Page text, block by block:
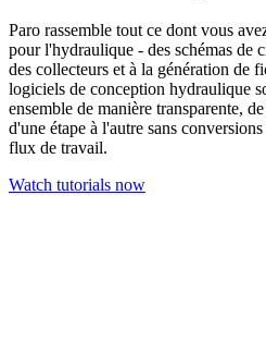
Paro rassemble tout ce dont vous
pour l'hydraulique - des schémas de
des collecteurs et à la génération de
logiciels de conception hydraulique
ensemble de manière transparente,
d'une étape à l'autre sans
flux de travail.
Watch tutorials now